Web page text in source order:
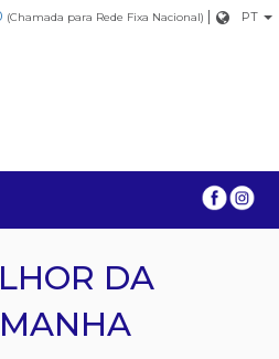
(Chamada para Rede Fixa Nacional) | PT
DA